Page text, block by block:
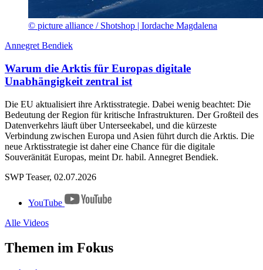
© picture alliance / Shotshop | Iordache Magdalena
Annegret Bendiek
Warum die Arktis für Europas digitale
Unabhängigkeit zentral ist
Die EU aktualisiert ihre Arktisstrategie. Dabei wenig beachtet: Die
Bedeutung der Region für kritische Infrastrukturen. Der Großteil des
Datenverkehrs läuft über Unterseekabel, und die kürzeste
Verbindung zwischen Europa und Asien führt durch die Arktis. Die
neue Arktisstrategie ist daher eine Chance für die digitale
Souveränität Europas, meint Dr. habil. Annegret Bendiek.
SWP Teaser, 02.07.2026
YouTube
Alle Videos
Themen im Fokus